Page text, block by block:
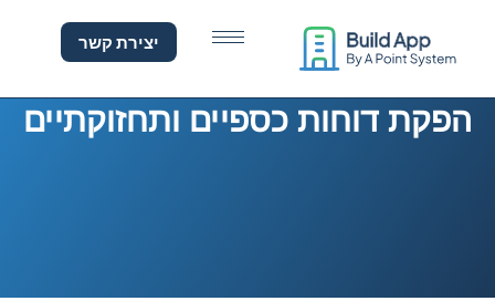
הפקת דוחות כספייםיצירת קשר
הפקת דוחות כספיים ותחזוקתיים